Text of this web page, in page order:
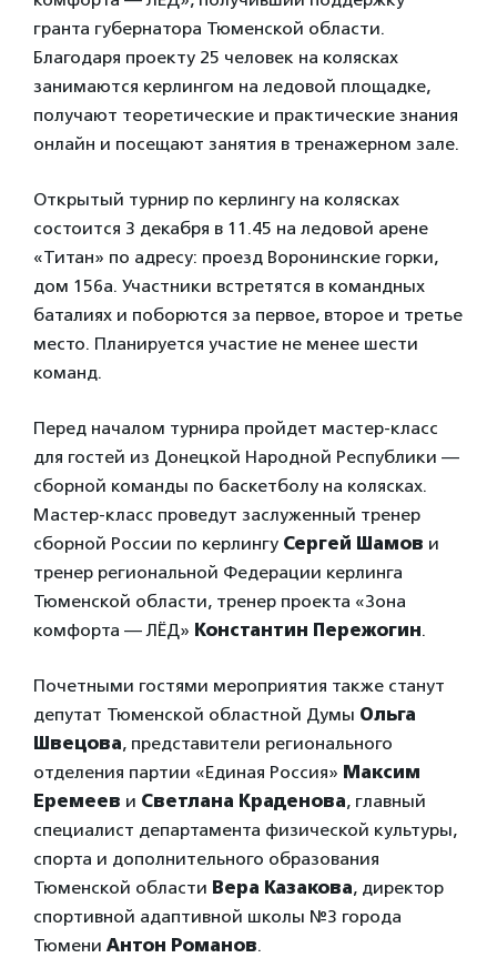
гранта губернатора Тюменской области.
Благодаря проекту 25 человек на колясках
занимаются керлингом на ледовой площадке,
получают теоретические и практические знания
онлайн и посещают занятия в тренажерном зале.
Открытый турнир по керлингу на колясках
состоится 3 декабря в 11.45 на ледовой арене
«Титан» по адресу: проезд Воронинские горки,
дом 156а. Участники встретятся в командных
баталиях и поборются за первое, второе и третье
место. Планируется участие не менее шести
команд.
Перед началом турнира пройдет мастер-класс
для гостей из Донецкой Народной Республики —
сборной команды по баскетболу на колясках.
Мастер-класс проведут заслуженный тренер
сборной России по керлингу Сергей Шамов и
тренер региональной Федерации керлинга
Тюменской области, тренер проекта «Зона
комфорта — ЛЁД» Константин Пережогин.
Почетными гостями мероприятия также станут
депутат Тюменской областной Думы Ольга
Швецова, представители регионального
отделения партии «Единая Россия» Максим
Еремеев и Светлана Краденова, главный
специалист департамента физической культуры,
спорта и дополнительного образования
Тюменской области Вера Казакова, директор
спортивной адаптивной школы №3 города
Тюмени Антон Романов.